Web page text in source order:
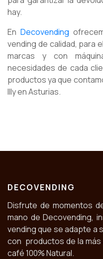
hay.
EnDecovending
vending de calidad, para
marcas y con
necesidades de cada
productos ya que
Illy en Asturias.
DECOVENDING
Disfrute de momentos
mano de Decovending,
vending que se adapte a
con productos de la más
café 100% Natural.